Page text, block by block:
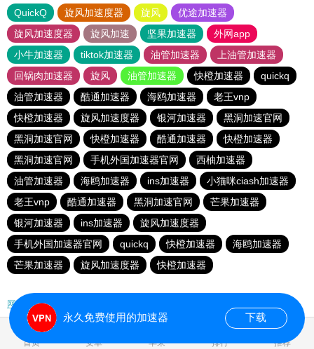
QuickQ 旋风加速度器 旋风
优途加速器
旋风加速度器
旋风加速 坚果加速器
外网app
小牛加速器
tiktok加速器 油管加速器
上油管加速器
回锅肉加速器
旋风 油管加速器 快橙加速器
quickq
油管加速器
酷通加速器 海鸥加速器
老王vnp
快橙加速器
旋风加速度器 银河加速器
黑洞加速官网
黑洞加速官网
快橙加速器 酷通加速器
快橙加速器
黑洞加速官网
手机外国加速器官网
西柚加速器
油管加速器
海鸥加速器 ins加速器
小猫咪ciash加速器
老王vnp
酷通加速器 黑洞加速官网
芒果加速器
银河加速器
ins加速器
旋风加速度器
手机外国加速器官网
quickq 快橙加速器
海鸥加速器
芒果加速器
旋风加速度器 快橙加速器
网站地图
首页 安卓 苹果 排行 推荐
永久免费使用的加速器 下载
0.103420s